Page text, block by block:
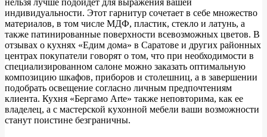
нельзя лучше подойдет для выражения вашей
индивидуальности. Этот гарнитур сочетает в себе множество
материалов, в том числе МДФ, пластик, стекло и латунь, а
также патинированные поверхности всевозможных цветов. В
отзывах о кухнях «Едим дома» в Саратове и других районных
центрах покупатели говорят о том, что при необходимости в
специализированном салоне можно заказать оптимальную
композицию шкафов, приборов и столешниц, а в завершении
подобрать освещение согласно личным предпочтениям
клиента. Кухня «Бергамо Arte» также неповторима, как ее
владелец, а с мастерской кухонной мебели ваши возможности
станут поистине безграничны.